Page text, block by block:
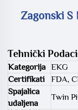
Zagonski S
Tehnički
Kategorija EKG
Certifikati
FDA,
Spajalica
udaljena
Twin